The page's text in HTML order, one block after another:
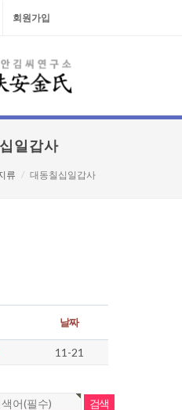
회원가입
일갑사
류 대동칠십일갑사
날짜
11-21